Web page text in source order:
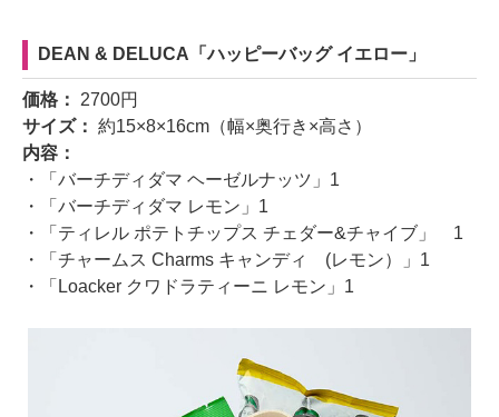
DEAN & DELUCA「ハッピーバッグ イエロー」
価格： 2700円
サイズ： 約15×8×16cm（幅×奥行き×高さ）
内容：
・「バーチディダマ ヘーゼルナッツ」1
・「バーチディダマ レモン」1
・「ティレル ポテトチップス チェダー&チャイブ」 1
・「チャームス Charms キャンディ (レモン）」1
・「Loacker クワドラティーニ レモン」1